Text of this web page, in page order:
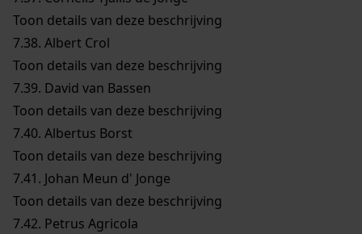
Toon details van deze beschrijving
7.38. Albert Crol
Toon details van deze beschrijving
7.39. David van Bassen
Toon details van deze beschrijving
7.40. Albertus Borst
Toon details van deze beschrijving
7.41. Johan Meun d' Jonge
Toon details van deze beschrijving
7.42. Petrus Agricola